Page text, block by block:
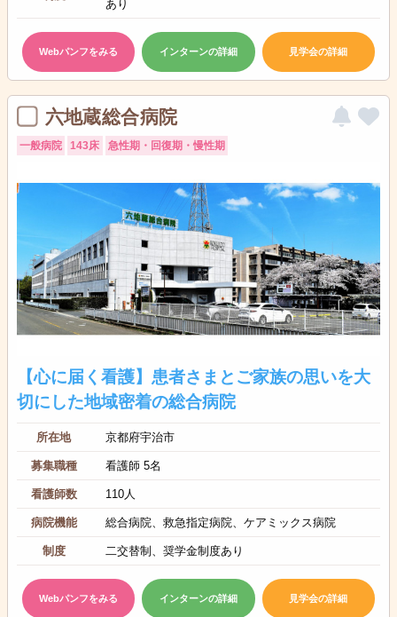
あり
Webパンフをみる インターンの詳細 見学会の詳細
六地蔵総合病院
一般病院 143床 急性期・回復期・慢性期
【心に届く看護】患者さまとご家族の思いを大
切にした地域密着の総合病院
所在地 京都府宇治市
募集職種 看護師 5名
看護師数 110人
病院機能 総合病院、救急指定病院、ケアミックス病院
制度 二交替制、奨学金制度あり
Webパンフをみる インターンの詳細 見学会の詳細